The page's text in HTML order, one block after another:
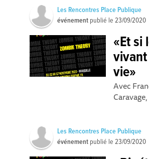
Les Rencontres Place Publique
événement publié le23/09/2020
«Et si
vie»
Avec
Les Rencontres Place Publique
événement publié le23/09/2020